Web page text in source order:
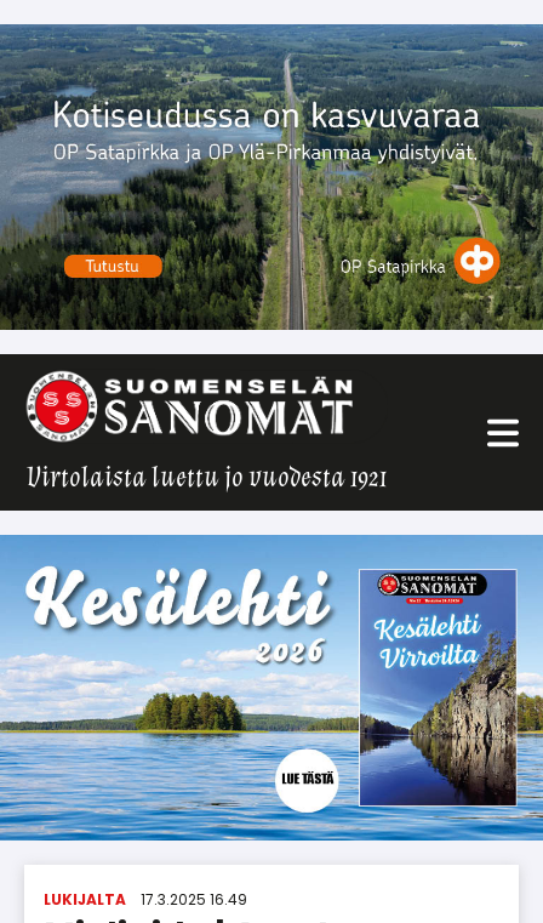
Virtolaista luettu jo vuodesta 1921
LUKIJALTA 17.3.2025 16.49